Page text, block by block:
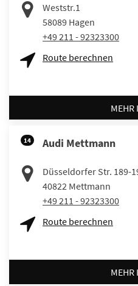
Weststr.1
58089 Hagen
+49 211 - 92323300
Route berechnen
MEHR
14 Audi Mettmann
Düsseldorfer Str. 189-
40822 Mettmann
+49 211 - 92323300
Route berechnen
MEHR